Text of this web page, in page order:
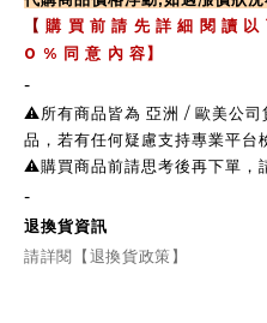
【 購 買 前 請 先 詳 細 閱 讀 以
0 % 同 意 內 容】
-
⚠️所有商品皆為 亞洲 / 歐美公司
品，若有任何疑慮支持專業平台
⚠️購買商品前請思考後再下單，
-
退換貨資訊
請詳閱【退換貨政策】